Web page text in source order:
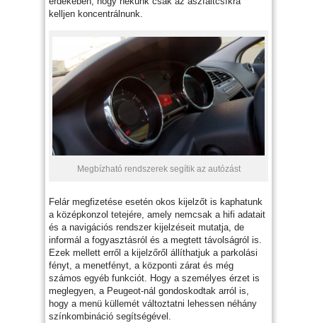
kelljen koncentrálnunk.
Megbízható rendszerek segítik az autózást
Felár megfizetése esetén okos kijelzőt is kaphatunk
a középkonzol tetejére, amely nemcsak a hifi adatait
és a navigációs rendszer kijelzéseit mutatja, de
informál a fogyasztásról és a megtett távolságról is.
Ezek mellett erről a kijelzőről állíthatjuk a parkolási
fényt, a menetfényt, a központi zárat és még
számos egyéb funkciót. Hogy a személyes érzet is
meglegyen, a Peugeot-nál gondoskodtak arról is,
hogy a menü küllemét változtatni lehessen néhány
színkombináció segítségével.